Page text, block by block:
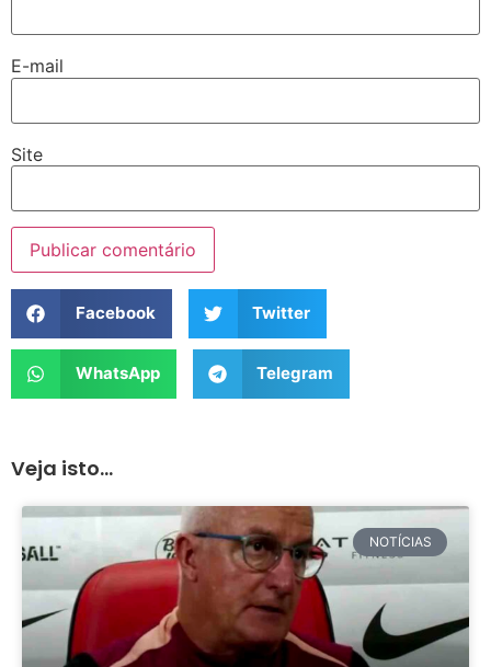
E-mail
Site
Facebook Twitter
WhatsApp Telegram
Veja isto...
NOTÍCIAS